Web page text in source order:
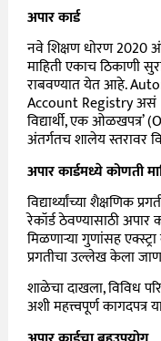
अपार कार्ड
नवे शिक्षण धोरण 2020
माहिती एकाच ठिकाणी
राबवण्यात येत आहे.
Account Registry असं
विद्यार्थी, एक
अंतर्गतच शालेय स्तरावर
अपार कार्डमध्ये कोणती
विद्यार्थ्यांच्या शैक्षणिक
रेकॉर्ड ठेवण्यासाठी अपार
मिळणाऱ्या गुणांसह एक्स्ट्रा
प्रगतीचा उल्लेख केला
शाळेचा दाखला, विविध
अशी महत्त्वपूर्ण